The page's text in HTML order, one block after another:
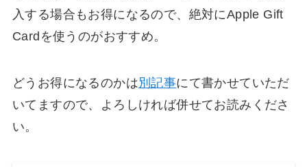
入する場合もお得になるので、絶対にApple Gift
Cardを使うのがおすすめ。
どうお得になるのかは別記事にて書かせていただ
いてますので、よろしければ併せてお読みくださ
い。